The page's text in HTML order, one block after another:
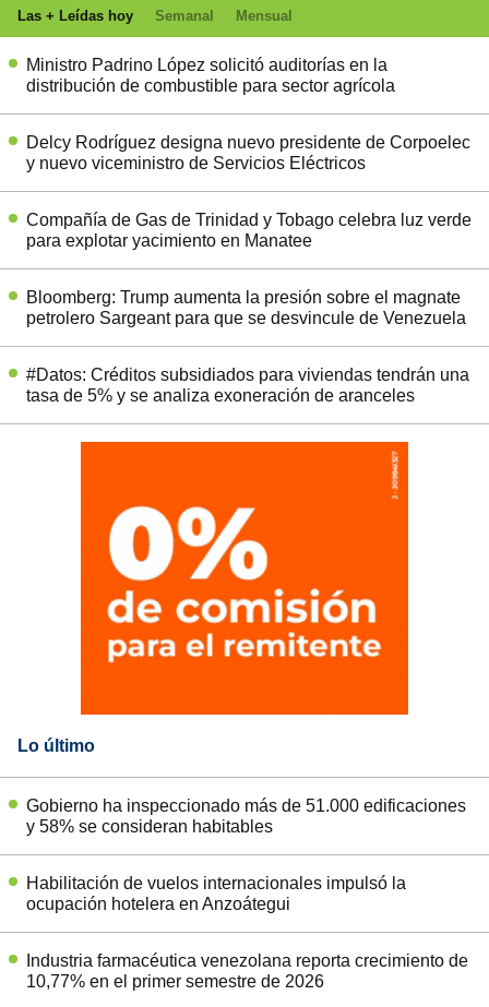
Las + Leídas hoy Semanal Mensual
Ministro Padrino López solicitó auditorías en la
distribución de combustible para sector agrícola
Delcy Rodríguez designa nuevo presidente de Corpoelec
y nuevo viceministro de Servicios Eléctricos
Compañía de Gas de Trinidad y Tobago celebra luz verde
para explotar yacimiento en Manatee
Bloomberg: Trump aumenta la presión sobre el magnate
petrolero Sargeant para que se desvincule de Venezuela
#Datos: Créditos subsidiados para viviendas tendrán una
tasa de 5% y se analiza exoneración de aranceles
Lo último
Gobierno ha inspeccionado más de 51.000 edificaciones
y 58% se consideran habitables
Habilitación de vuelos internacionales impulsó la
ocupación hotelera en Anzoátegui
Industria farmacéutica venezolana reporta crecimiento de
10,77% en el primer semestre de 2026